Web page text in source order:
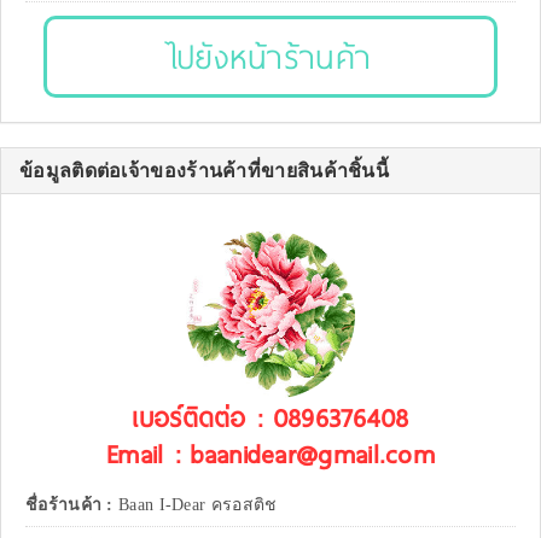
ไปยังหน้าร้านค้า
ข้อมูลติดต่อเจ้าของร้านค้าที่ขายสินค้าชิ้นนี้
เบอร์ติดต่อ : 0896376408
Email : baanidear@gmail.com
ชื่อร้านค้า : Baan I-Dear ครอสติช